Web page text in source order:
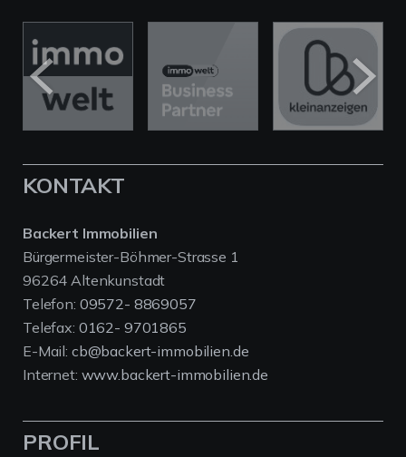
KONTAKT
Backert Immobilien
Bürgermeister-Böhmer-Strasse 1
96264 Altenkunstadt
Telefon: 09572- 8869057
Telefax: 0162- 9701865
E-Mail: cb@backert-immobilien.de
Internet: www.backert-immobilien.de
PROFIL